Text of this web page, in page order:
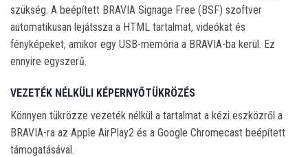
szükség. A beépített BRAVIA Signage Free (BSF) szoftver
automatikusan lejátssza a HTML tartalmat, videókat és
fényképeket, amikor egy USB-memória a BRAVIA-ba kerül. Ez
ennyire egyszerű.
VEZETÉK NÉLKÜLI KÉPERNYŐTÜKRÖZÉS
Könnyen tükrözze vezeték nélkül a tartalmat a kézi eszközről a
BRAVIA-ra az Apple AirPlay2 és a Google Chromecast beépített
támogatásával.